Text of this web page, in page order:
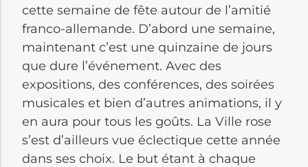
cette semaine de fête autour de l’amitié
franco-allemande. D’abord une semaine,
maintenant c’est une quinzaine de jours
que dure l’événement. Avec des
expositions, des conférences, des soirées
musicales et bien d’autres animations, il y
en aura pour tous les goûts. La Ville rose
s’est d’ailleurs vue éclectique cette année
dans ses choix. Le but étant à chaque